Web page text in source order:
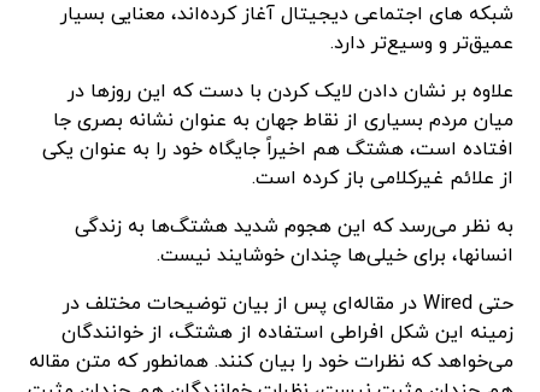
شبکه های اجتماعی دیجیتال آغاز کرده‌اند، معنایی بسیار
عمیق‌تر و وسیع‌تر دارد.
علاوه بر نشان دادن لایک کردن با دست که این روزها در
میان مردم بسیاری از نقاط جهان به عنوان نشانه بصری جا
افتاده است، هشتگ هم اخیراً جایگاه خود را به عنوان یکی
از علائم غیرکلامی باز کرده است.
به نظر می‌رسد که این هجوم شدید هشتگ‌ها به زندگی
انسانها، برای خیلی‌ها چندان خوشایند نیست.
حتی Wired در مقاله‌ای پس از بیان توضیحات مختلف در
زمینه این شکل افراطی استفاده از هشتگ، از خوانندگان
می‌خواهد که نظرات خود را بیان کنند. همانطور که متن مقاله